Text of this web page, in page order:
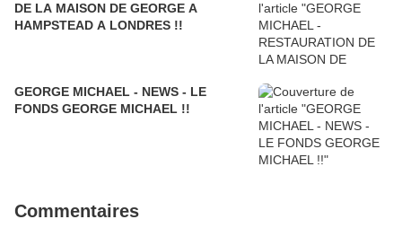
DE LA MAISON DE GEORGE A
HAMPSTEAD A LONDRES !!
GEORGE MICHAEL - NEWS - LE
FONDS GEORGE MICHAEL !!
Commentaires